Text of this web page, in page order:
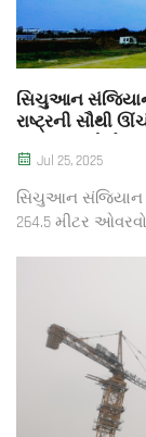
સિચુઆન
રાષ્ટ્રની સૌથી
Jul 25, 2025
સિચુઆન સંજિયાન
264.5 મીટર